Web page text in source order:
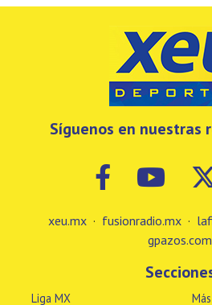
Síguenos en nuestras
xeu.mx · fusionradio.mx ·
gpazos.com
Liga MX